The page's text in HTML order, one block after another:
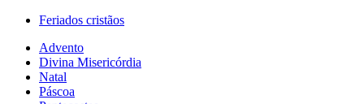
Feriados cristãos
Advento
Divina Misericórdia
Natal
Páscoa